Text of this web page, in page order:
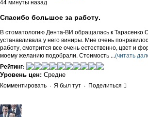
44 минуты назад
Спасибо большое за работу.
В стоматологию Дента-ВИ обращалась к Тарасенко
устанавливала у него виниры. Мне очень
работу, смотрится все очень естественно, цвет и
моему желанию подобрали. Стоимость ...(читать
Рейтинг:
Уровень цен: Средне
Комментировать · Я был тут · Поделиться